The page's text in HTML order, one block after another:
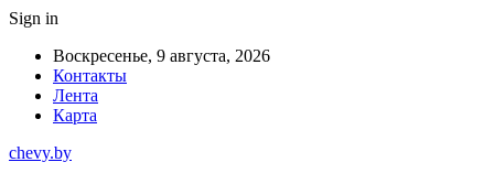
Sign in
Воскресенье, 9 августа, 2026
Контакты
Лента
Карта
chevy.by